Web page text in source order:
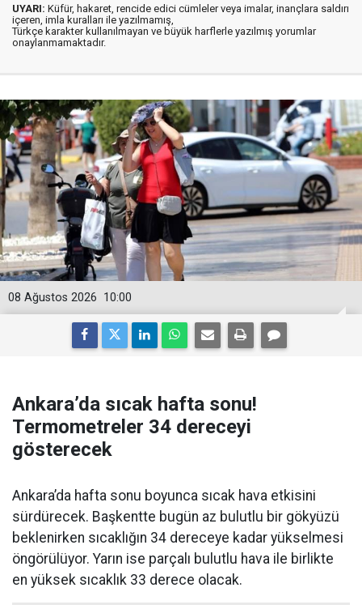
UYARI: Küfür, hakaret, rencide edici cümleler veya imalar, inançlara saldırı
içeren, imla kuralları ile yazılmamış,
Türkçe karakter kullanılmayan ve büyük harflerle yazılmış yorumlar
onaylanmamaktadır.
10:00
08 Ağustos 2026
Ankara’da sıcak hafta sonu!
Termometreler 34 dereceyi
gösterecek
Ankara’da hafta sonu boyunca sıcak hava etkisini
sürdürecek. Başkentte bugün az bulutlu bir gökyüzü
beklenirken sıcaklığın 34 dereceye kadar yükselmesi
öngörülüyor. Yarın ise parçalı bulutlu hava ile birlikte
en yüksek sıcaklık 33 derece olacak.